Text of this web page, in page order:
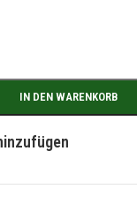
IN DEN WARENKORB